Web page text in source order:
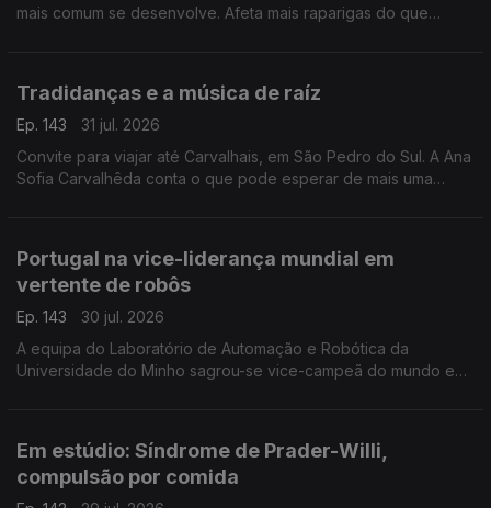
mais comum se desenvolve. Afeta mais raparigas do que
Tradidanças e a música de raíz
Ep. 143
31 jul. 2026
Convite para viajar até Carvalhais, em São Pedro do Sul. A Ana
Sofia Carvalhêda conta o que pode esperar de mais uma
Portugal na vice-liderança mundial em
vertente de robôs
Ep. 143
30 jul. 2026
A equipa do Laboratório de Automação e Robótica da
Universidade do Minho sagrou-se vice-campeã do mundo em
Em estúdio: Síndrome de Prader-Willi,
compulsão por comida